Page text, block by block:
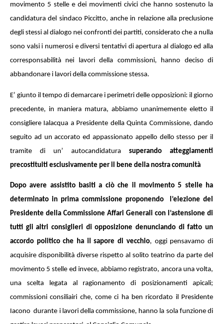
movimento 5 stelle e dei movimenti civici che hanno sostenuto la
candidatura del sindaco Piccitto, anche in relazione alla preclusione
degli stessi al dialogo nei confronti dei partiti, considerato che a nulla
sono valsi i numerosi e diversi tentativi di apertura al dialogo ed alla
corresponsabilità nei lavori della commissioni, hanno deciso di
abbandonare i lavori della commissione stessa.
E’ giunto il tempo di demarcare i perimetri delle opposizioni: il giorno
precedente, in maniera matura, abbiamo unanimemente eletto il
consigliere Ialacqua a Presidente della Quinta Commissione, dando
seguito ad un accorato ed appassionato appello dello stesso per il
tramite di un’ autocandidatura superando atteggiamenti
precostituiti esclusivamente per il bene della nostra comunità
Dopo avere assistito basiti a ciò che il movimento 5 stelle ha
determinato in prima commissione proponendo l’elezione del
Presidente della Commissione Affari Generali con l’astensione di
tutti gli altri consiglieri di opposizione denunciando di fatto un
accordo politico che ha il sapore di vecchio, oggi pensavamo di
acquisire disponibilità diverse rispetto al solito teatrino da parte del
movimento 5 stelle ed invece, abbiamo registrato, ancora una volta,
una scelta legata al ragionamento di posizionamenti apicali;
commissioni consiliairi che, come ci ha ben ricordato il Presidente
Iacono durante i lavori della commissione, hanno la sola funzione di